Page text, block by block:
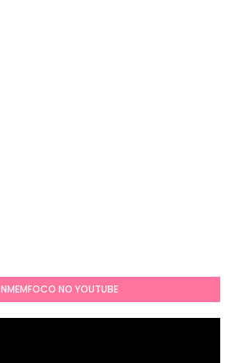
NMEMFOCO NO YOUTUBE